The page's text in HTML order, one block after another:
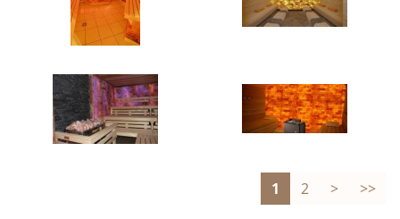
1 2 > >>